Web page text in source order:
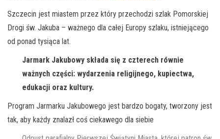
Szczecin jest miastem przez który przechodzi szlak Pomorskiej
Drogi św. Jakuba – ważnego dla całej Europy szlaku, istniejącego
od ponad tysiąca lat.
Jarmark Jakubowy składa się z czterech równie
ważnych części: wydarzenia religijnego, kupiectwa,
edukacji oraz kultury.
Program Jarmarku Jakubowego jest bardzo bogaty, tworzony jest
tak, aby każdy znalazł coś ciekawego dla siebie